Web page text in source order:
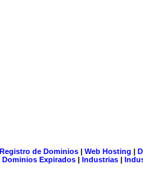
Registro de Dominios| Web Hosting |
Dominios Expirados | Industrias |